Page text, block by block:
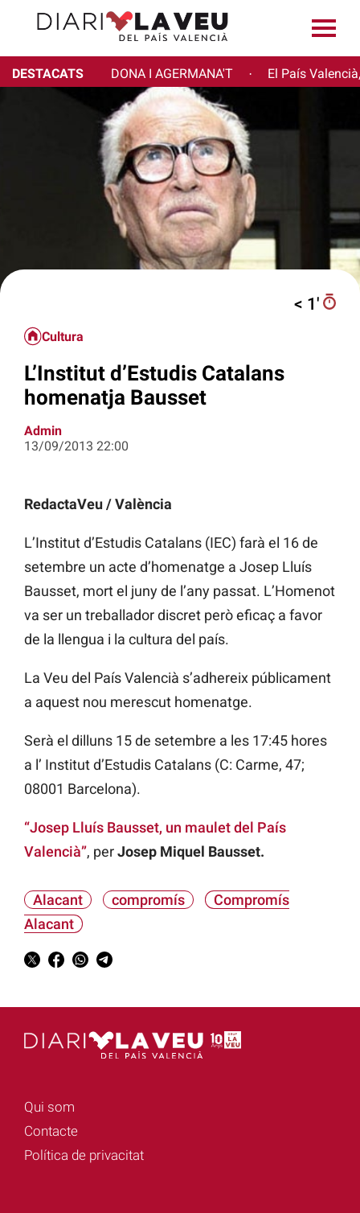
DESTACATS DONA I AGERMANA'T · El País
< 1′
Cultura
L’Institut d’Estudis Catalans
homenatja Bausset
Admin
13/09/2013 22:00
RedactaVeu / València
L’Institut d’Estudis Catalans (IEC) farà el 16 de
setembre un acte d’homenatge a Josep Lluís
Bausset, mort el juny de l’any passat. L’Homenot
va ser un treballador discret però eficaç a favor
de la llengua i la cultura del país.
La Veu del País Valencià s’adhereix públicament
a aquest nou merescut homenatge.
Serà el dilluns 15 de setembre a les 17:45 hores
a l’ Institut d’Estudis Catalans (C: Carme, 47;
08001 Barcelona).
“Josep Lluís Bausset, un maulet del País
Valencià”, perJosep Miquel Bausset.
Alacant compromís
Compromís
Alacant
Qui som
Contacte
Política de privacitat